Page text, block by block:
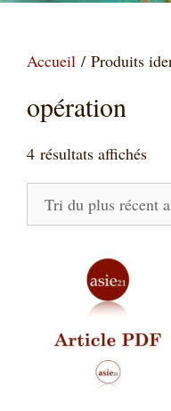
Accueil / Produits
opération
4 résultats affichésTrié
du